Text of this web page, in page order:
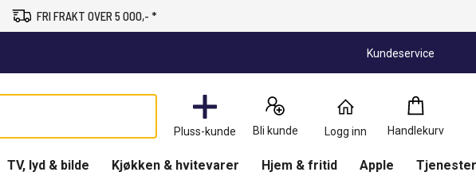
FRI FRAKT OVER 5 000,- *
Kundeservice
Pluss-kunde Bli kunde Logg inn Handlekurv
Handlekurv
0
Produkter
TV, lyd & bilde Kjøkken & hvitevarer Hjem & fritid Apple